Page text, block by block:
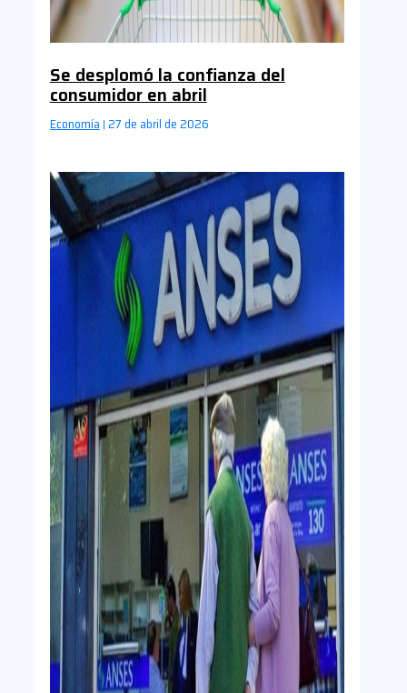
Se desplomó la confianza del
consumidor en abril
Economía | 27 de abril de 2026